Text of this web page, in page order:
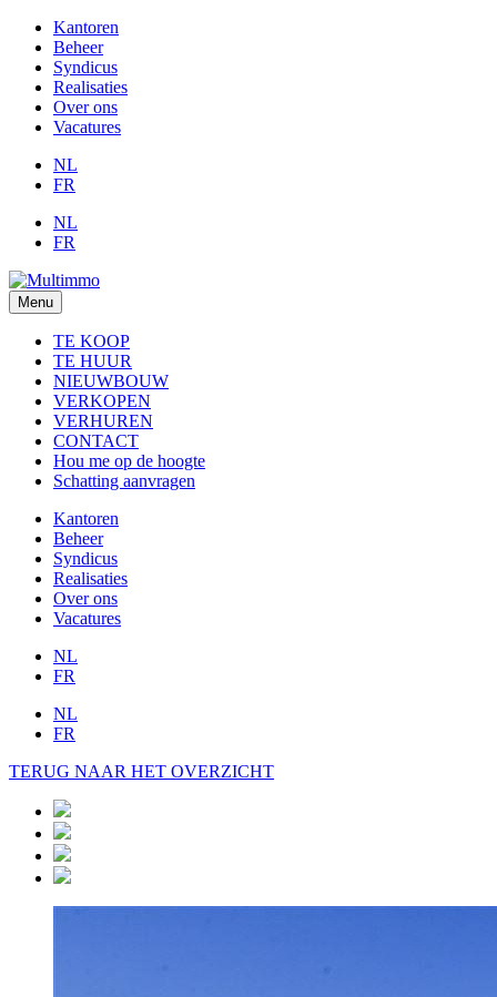
Kantoren
Beheer
Syndicus
Realisaties
Over ons
Vacatures
NL
FR
NL
FR
Menu
TE KOOP
TE HUUR
NIEUWBOUW
VERKOPEN
VERHUREN
CONTACT
Hou me op de hoogte
Schatting aanvragen
Kantoren
Beheer
Syndicus
Realisaties
Over ons
Vacatures
NL
FR
NL
FR
TERUG NAAR HET OVERZICHT